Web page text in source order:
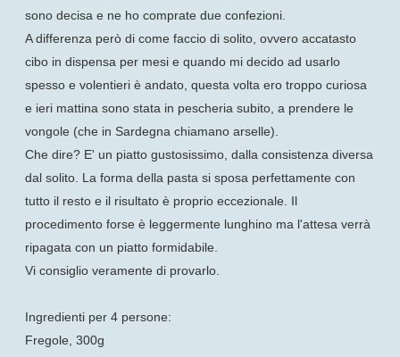
sono decisa e ne ho comprate due confezioni.
A differenza però di come faccio di solito, ovvero accatasto
cibo in dispensa per mesi e quando mi decido ad usarlo
spesso e volentieri è andato, questa volta ero troppo curiosa
e ieri mattina sono stata in pescheria subito, a prendere le
vongole (che in Sardegna chiamano arselle).
Che dire? E' un piatto gustosissimo, dalla consistenza diversa
dal solito. La forma della pasta si sposa perfettamente con
tutto il resto e il risultato è proprio eccezionale. Il
procedimento forse è leggermente lunghino ma l'attesa verrà
ripagata con un piatto formidabile.
Vi consiglio veramente di provarlo.
Ingredienti per 4 persone:
Fregole, 300g